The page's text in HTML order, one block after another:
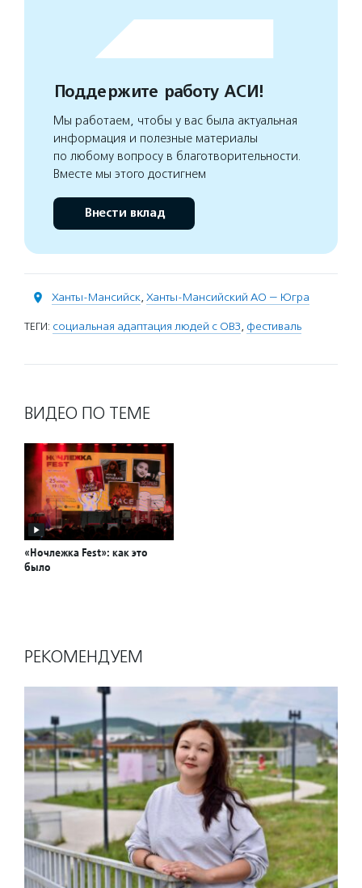
Поддержите работу АСИ!
Мы работаем, чтобы у вас была актуальная
информация и полезные материалы
по любому вопросу в благотворительности.
Вместе мы этого достигнем
Внести вклад
Ханты-Мансийск, Ханты-Мансийский АО — Югра
ТЕГИ: социальная адаптация людей с ОВЗ, фестиваль
ВИДЕО ПО ТЕМЕ
«Ночлежка Fest»: как это
было
РЕКОМЕНДУЕМ